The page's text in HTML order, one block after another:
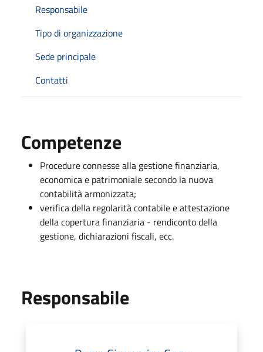
Responsabile
Tipo di organizzazione
Sede principale
Contatti
Competenze
Procedure connesse alla gestione finanziaria,
economica e patrimoniale secondo la nuova
contabilità armonizzata;
verifica della regolarità contabile e attestazione
della copertura finanziaria - rendiconto della
gestione, dichiarazioni fiscali, ecc.
Responsabile